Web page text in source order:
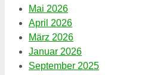
Mai 2026
April 2026
März 2026
Januar 2026
September 2025